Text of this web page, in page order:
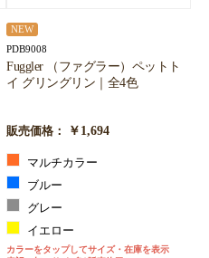
NEW
PDB9008
Fuggler （ファグラー）ペットト
イ グリングリン｜全4色
販売価格： ￥1,694
マルチカラー
ブルー
グレー
イエロー
カラーをタップしてサイズ・在庫を表示